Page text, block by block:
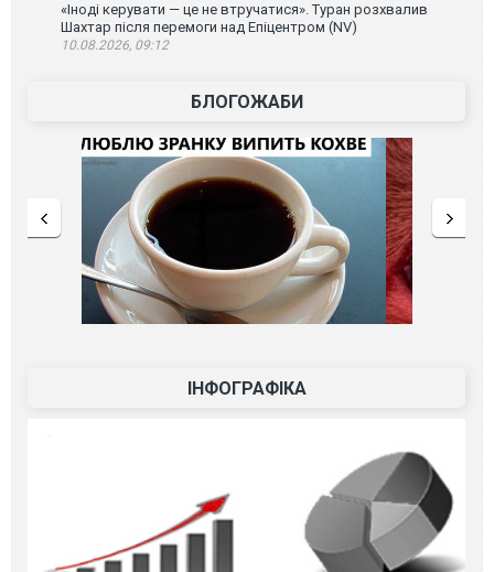
«Іноді керувати — це не втручатися». Туран розхвалив
Шахтар після перемоги над Епіцентром (NV)
10.08.2026, 09:12
БЛОГОЖАБИ
ІНФОГРАФІКА